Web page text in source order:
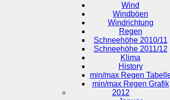
Wind
Windböen
Windrichtung
Regen
Schneehöhe 2010/11
Schneehöhe 2011/12
Klima
History
min/max Regen
min/max Regen Grafik
2012